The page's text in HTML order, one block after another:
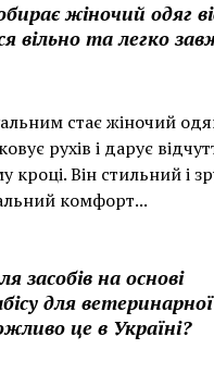
жіночий одяг
вільно та легко
стає жіночий
рухів і дарує
кроці. Він стильний і
комфорт...
засобів на основі
для ветеринарної
це в Україні?